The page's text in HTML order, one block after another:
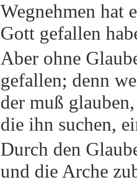
Wegnehmen hat
Gott gefallen
Aber ohne
gefallen; denn
der muß
die ihn suchen,
Durch den
und die Arche